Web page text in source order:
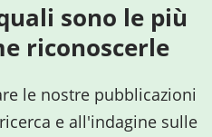
sono le più
riconoscerle
le nostre pubblicazioni
e all'indagine sulle